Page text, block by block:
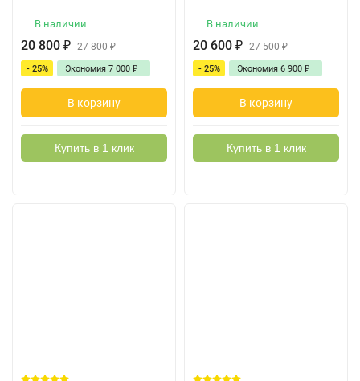
В наличии
20 800 ₽ 27 800₽
- 25% Экономия 7 000 ₽
В корзину
Купить в 1 клик
В наличии
20 600 ₽ 27 500₽
- 25% Экономия 6 900 ₽
В корзину
Купить в 1 клик